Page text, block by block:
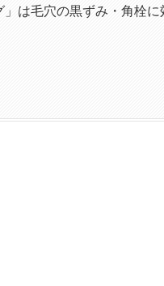
は毛穴の黒ずみ・角栓に